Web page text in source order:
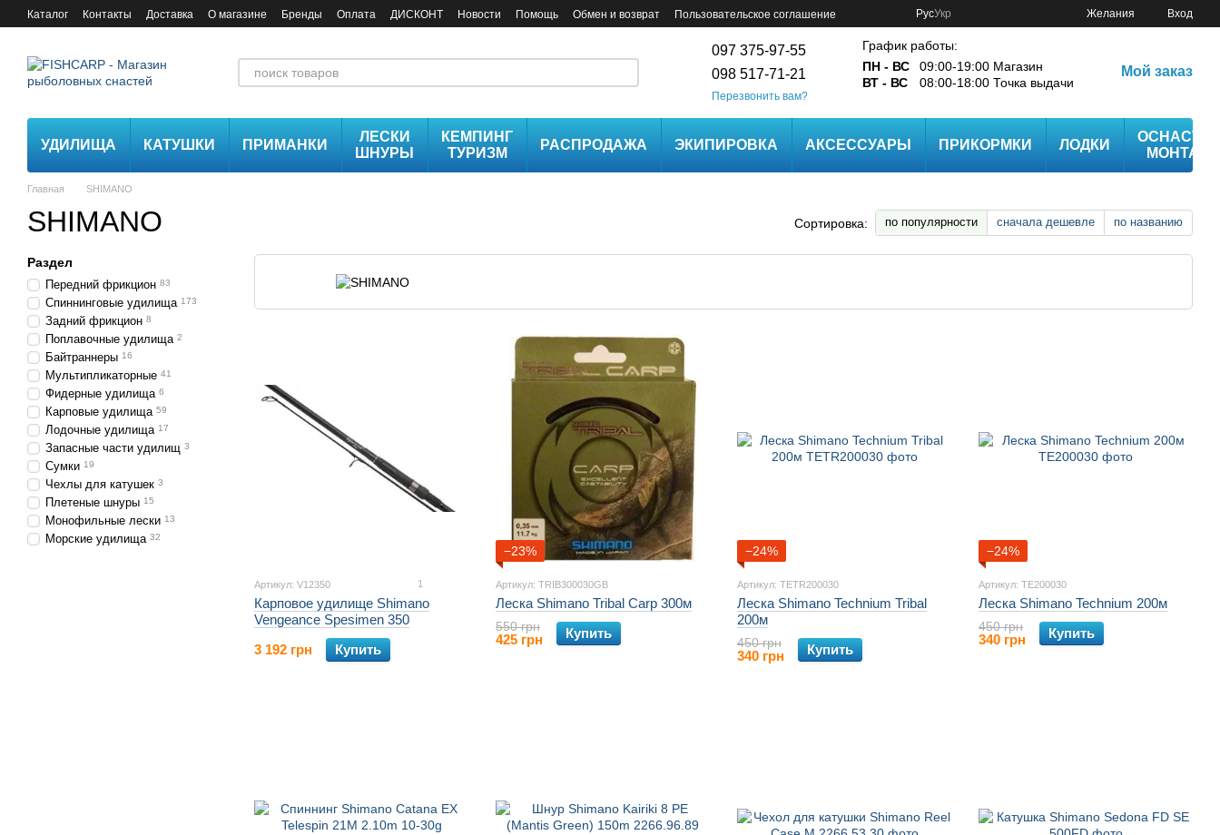
Перейти к основному контенту
Каталог Контакты Доставка О магазине Бренды Оплата ДИСКОНТ Новости Помощь Обмен и возврат Пользовательское соглашение РусУкр Желания Вход
097 375-97-55
098 517-71-21
Перезвонить вам?
График работы:
ПН - ВС
09:00-19:00 Магазин
ВТ - ВС
08:00-18:00 Точка выдачи
Мой заказ
УДИЛИЩА КАТУШКИ ПРИМАНКИ
ЛЕСКИ
ШНУРЫ
КЕМПИНГ
ТУРИЗМ
РАСПРОДАЖА ЭКИПИРОВКА АКСЕССУАРЫ ПРИКОРМКИ ЛОДКИ
ОСНАСТКА
МОНТАЖ
Главная SHIMANO
SHIMANO Сортировка: по популярности сначала дешевле по названию
Артикул: V12350 1
Карповое удилище Shimano
Vengeance Spesimen 350
3 192 грн
Купить
−23%
Артикул: TRIB300030GB
Леска Shimano Tribal Carp 300м
550 грн
425 грн Купить
−24%
Артикул: TETR200030
Леска Shimano Technium Tribal
200м
450 грн
340 грн Купить
−24%
Артикул: TE200030
Леска Shimano Technium 200м
450 грн
340 грн Купить
Раздел
Передний фрикцион 83
Спиннинговые удилища 173
Задний фрикцион 8
Поплавочные удилища 2
Байтраннеры 16
Мультипликаторные 41
Фидерные удилища 6
Карповые удилища 59
Лодочные удилища 17
Запасные части удилищ 3
Сумки 19
Чехлы для катушек 3
Плетеные шнуры 15
Монофильные лески 13
Морские удилища 32